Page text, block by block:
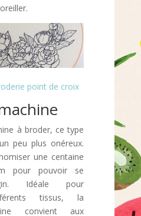
point de croix
à broder, ce type
peu plus onéreux.
une centaine
pour pouvoir se
Idéale pour
tissus, la
convient aux